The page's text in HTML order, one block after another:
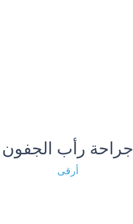
جراحة رأب الجفون
أرقى